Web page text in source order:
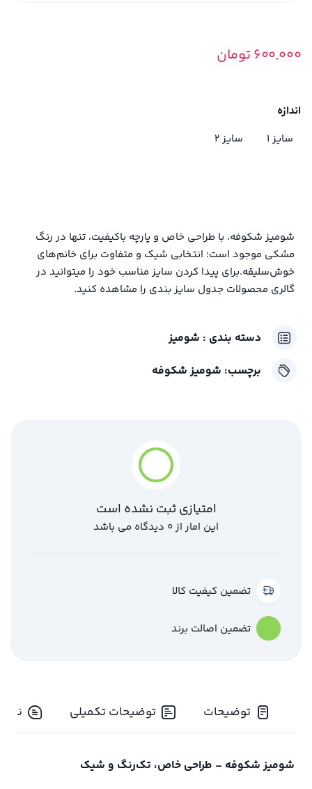
600,000تومان
اندازه
سایز 1
سایز 2
شومیز شکوفه، با طراحی خاص و پارچه باکیفیت، تنها در رنگ
مشکی موجود است؛ انتخابی شیک و متفاوت برای خانم‌های
خوش‌سلیقه.برای پیدا کردن سایز مناسب خود را میتوانید در
گالری محصولات جدول سایز بندی را مشاهده کنید.
دسته بندی : شومیز
برچسب: شومیز شکوفه
امتیازی ثبت نشده است
این امار از 0 دیدگاه می باشد
تضمین کیفیت کالا
تضمین اصالت برند
توضیحات توضیحات تکمیلی
شومیز شکوفه – طراحی خاص، تک‌رنگ و شیک